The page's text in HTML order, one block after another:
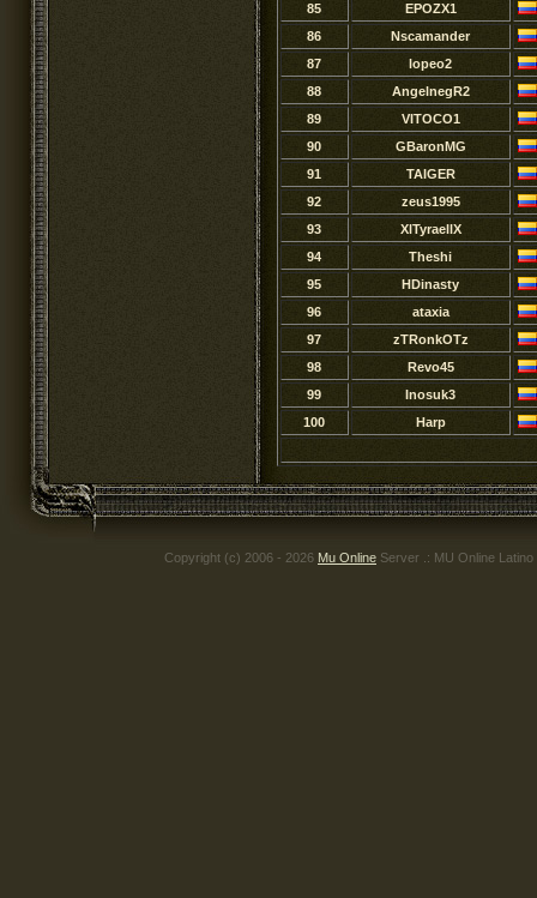
85
EPOZX1
86
Nscamander
87
lopeo2
88
AngelnegR2
89
VITOCO1
90
GBaronMG
91
TAIGER
92
zeus1995
93
XlTyraellX
94
Theshi
95
HDinasty
96
ataxia
97
zTRonkOTz
98
Revo45
99
Inosuk3
100
Harp
Copyright (c) 2006 - 2026 Mu Online Server .: MU Online